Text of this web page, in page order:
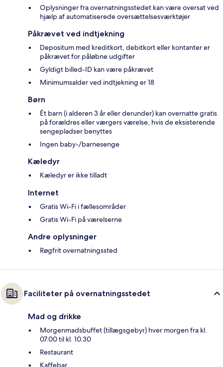
Oplysninger fra overnatningsstedet kan være oversat ved
hjælp af automatiserede oversættelsesværktøjer
Påkrævet ved indtjekning
Depositum med kreditkort, debitkort eller kontanter er
påkrævet for påløbne udgifter
Gyldigt billed-ID kan være påkrævet
Minimumsalder ved indtjekning er 18
Børn
Ét barn (i alderen 3 år eller derunder) kan overnatte gratis
på forældres eller værgers værelse, hvis de eksisterende
sengepladser benyttes
Ingen baby-/barnesenge
Kæledyr
Kæledyr er ikke tilladt
Internet
Gratis Wi-Fi i fællesområder
Gratis Wi-Fi på værelserne
Andre oplysninger
Røgfrit overnatningssted
Faciliteter på overnatningsstedet
Mad og drikke
Morgenmadsbuffet (tillægsgebyr) hver morgen fra kl.
07.00 til kl. 10.30
Restaurant
Kaffebar